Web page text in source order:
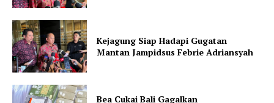
Kejagung Siap Hadapi Gugatan
Mantan Jampidsus Febrie Adriansyah
Bea Cukai Bali Gagalkan